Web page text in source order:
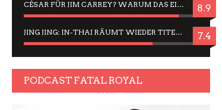
CÉSAR FÜR JIM CARREY? WARUM DAS EINER DER NERVIGSTEN ACTORS IST UND BLEIBT 8.9
JING JING: IN-THAI RÄUMT WIEDER TITEL AB – EIN ZWEI-STUNDEN-ERLEBNISBERICHT 7.4
PODCAST FATAL ROYAL